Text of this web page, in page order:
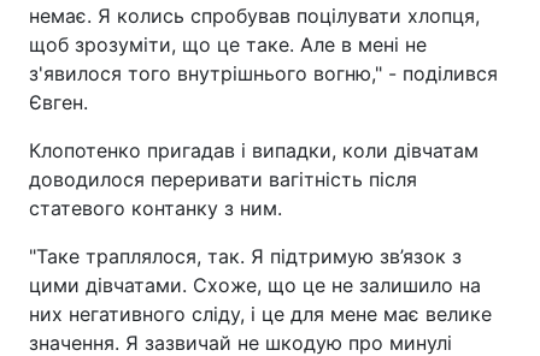
немає. Я колись спробував поцілувати хлопця,
щоб зрозуміти, що це таке. Але в мені не
з'явилося того внутрішнього вогню," - поділився
Євген.
Клопотенко пригадав і випадки, коли дівчатам
доводилося переривати вагітність після
статевого контанку з ним.
"Таке траплялося, так. Я підтримую зв’язок з
цими дівчатами. Схоже, що це не залишило на
них негативного сліду, і це для мене має велике
значення. Я зазвичай не шкодую про минулі